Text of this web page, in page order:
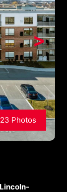
>
Photos